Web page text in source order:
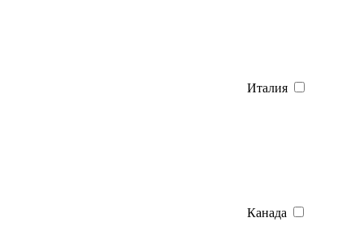
Италия
Канада